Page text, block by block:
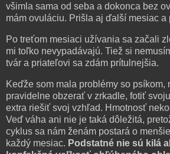
všimla sama od seba a dokonca bez
mám ovuláciu. Prišla aj ďalší mesiac a
Po treťom mesiaci užívania sa začali
mi toľko nevypadávajú. Tiež si
tvár a priateľovi sa zdám prítulnejšia.
Keďže som mala problémy so psíkom,
pravidelne obzerať v zrkadle, fotiť
extra riešiť svoj vzhľad. Hmotnosť
Veď váha ani nie je taká dôležitá,
cyklus sa nám ženám postará o
každý mesiac. Podstatné nie sú kilá